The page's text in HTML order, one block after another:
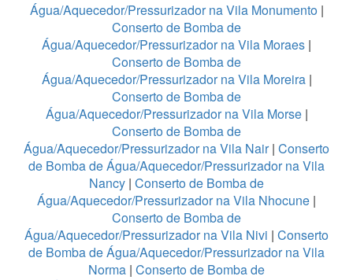
Água/Aquecedor/Pressurizador na Vila Monumento|
Conserto de Bomba de
Água/Aquecedor/Pressurizador na Vila Moraes |
Conserto de Bomba de
Água/Aquecedor/Pressurizador na Vila Moreira|
Conserto de Bomba de
Água/Aquecedor/Pressurizador na Vila Morse|
Conserto de Bomba de
Água/Aquecedor/Pressurizador na Vila Nair| Conserto
de Bomba de Água/Aquecedor/Pressurizador na Vila
Nancy | Conserto de Bomba de
Água/Aquecedor/Pressurizador na Vila Nhocune |
Conserto de Bomba de
Água/Aquecedor/Pressurizador na Vila Nivi | Conserto
de Bomba de Água/Aquecedor/Pressurizador na Vila
Norma | Conserto de Bomba de